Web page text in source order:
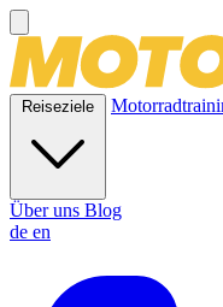
Reiseziele
Über uns Blog
de en